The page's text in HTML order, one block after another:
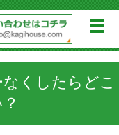
メ
くしたらどこ